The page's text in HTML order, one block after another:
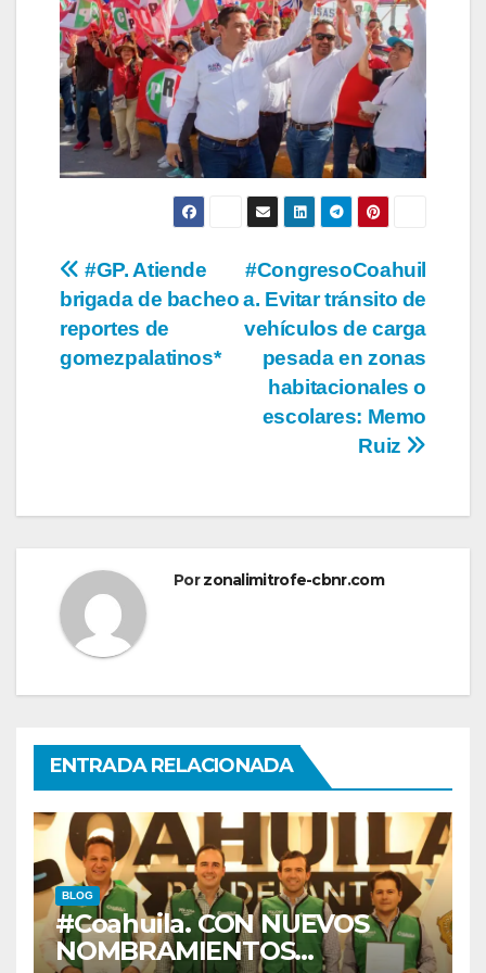
Navegación
de
entradas
#CongresoCoahuil
a. Evitar tránsito de
vehículos de carga
pesada en zonas
habitacionales o
escolares: Memo
Ruiz
#GP. Atiende
brigada de bacheo
reportes de
gomezpalatinos*
Porzonalimitrofe-cbnr.com
ENTRADA RELACIONADA
BLOG
#Coahuila. CON NUEVOS
NOMBRAMIENTOS